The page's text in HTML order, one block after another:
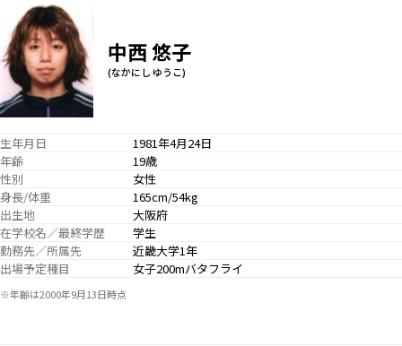
中西 悠子
(なかにし ゆうこ)
生年月日
1981年4月24日
年齢
19歳
性別
女性
身長/体重
165cm/54kg
出生地
大阪府
在学校名／最終学歴
学生
勤務先／所属先
近畿大学1年
出場予定種目
女子200mバタフライ
※年齢は2000年9月13日時点